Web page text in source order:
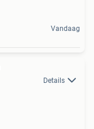
Vandaag
Details